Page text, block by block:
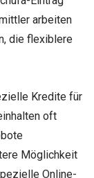
arbeiten
die flexiblere
Kredite für
oft
Möglichkeit
Online-